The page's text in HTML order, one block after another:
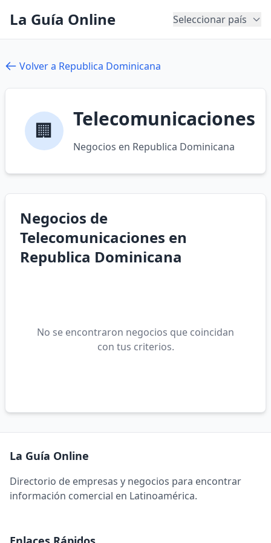
La Guía Online Seleccionar país
Volver a Republica Dominicana
🏢 Telecomunicaciones
Negocios en Republica Dominicana
Negocios de
Telecomunicaciones en
Republica Dominicana
No se encontraron negocios que coincidan
con tus criterios.
La Guía Online
Directorio de empresas y negocios para encontrar
información comercial en Latinoamérica.